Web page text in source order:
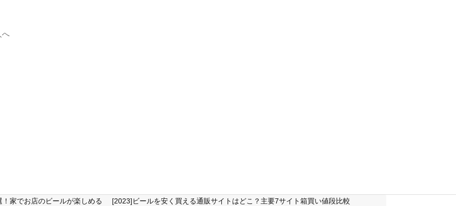
へ
家でお店のビールが楽しめる
[2023]ビールを安く買える通販サイトはどこ？主要7サイト箱買い値段比較